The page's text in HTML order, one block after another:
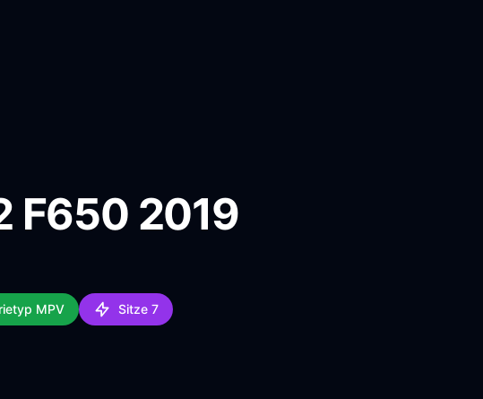
F650 2019
MPV Sitze 7